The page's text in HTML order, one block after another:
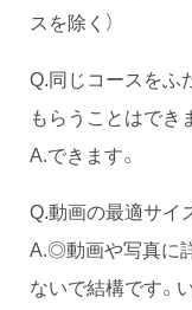
スを除く）
Q.同じコースをふ
もらうことはでき
A.できます。
Q.動画の最適サイ
A.◎動画や写真に
ないで結構です。